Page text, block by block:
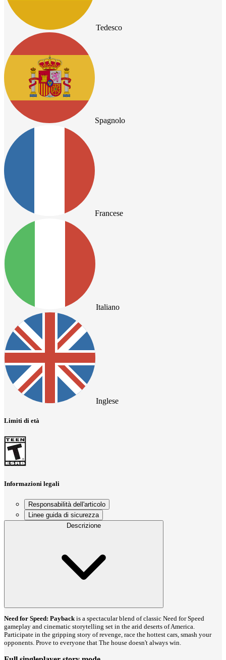
Tedesco
Spagnolo
Francese
Italiano
Inglese
Limiti di età
Informazioni legali
Responsabilità dell'articolo
Linee guida di sicurezza
Descrizione
Need for Speed: Payback is a spectacular blend of classic Need for Speed
gameplay and cinematic storytelling set in the arid deserts of America.
Participate in the gripping story of revenge, race the hottest cars, smash your
opponents. Prove to everyone that The house doesn't always win.